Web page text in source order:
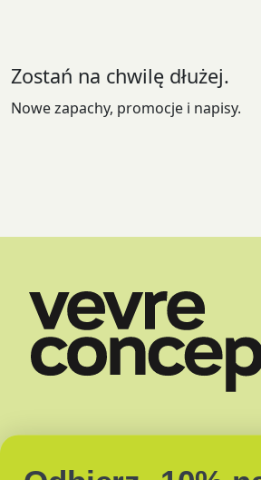
Zostań na chwilę dłużej.
Nowe zapachy, promocje i napisy.
O NAS